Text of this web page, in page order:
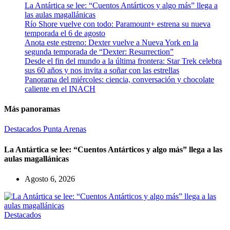
La Antártica se lee: “Cuentos Antárticos y algo más” llega a
las aulas magallánicas
Río Shore vuelve con todo: Paramount+ estrena su nueva
temporada el 6 de agosto
Anota este estreno: Dexter vuelve a Nueva York en la
segunda temporada de “Dexter: Resurrection”
Desde el fin del mundo a la última frontera: Star Trek celebra
sus 60 años y nos invita a soñar con las estrellas
Panorama del miércoles: ciencia, conversación y chocolate
caliente en el INACH
Más panoramas
Destacados Punta Arenas
La Antártica se lee: “Cuentos Antárticos y algo más” llega a las
aulas magallánicas
Agosto 6, 2026
Destacados